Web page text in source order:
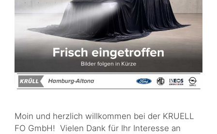
Moin und herzlich willkommen bei der KRUELL
FO GmbH! Vielen Dank für Ihr Interesse an